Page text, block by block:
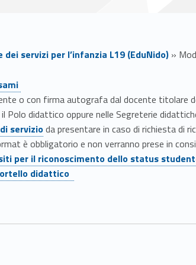
dei servizi per l’infanzia L19 (EduNido) »
o con firma autografa dal docente titolare
Polo didattico oppure nelle Segreterie
servizioda presentare in caso di richiesta di
è obbligatorio e non verranno prese in
per il riconoscimento dello status
didattico